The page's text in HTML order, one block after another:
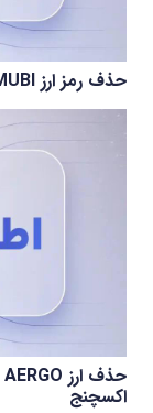
حذف رمز ارز MUBI از لیست ارزهای قابل معامله اوکی اکسچنج
اکسچنج